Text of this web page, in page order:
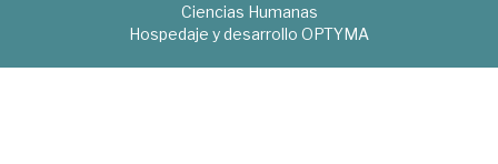
Ciencias Humanas
Hospedaje y desarrollo OPTYMA